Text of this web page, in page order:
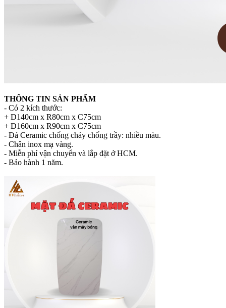
THÔNG TIN SẢN PHẨM
- Có 2 kích thước:
+ D140cm x R80cm x C75cm
+ D160cm x R90cm x C75cm
- Đá Ceramic chống cháy chống trầy: nhiều màu.
- Chân inox mạ vàng.
- Miễn phí vận chuyển và lắp đặt ở HCM.
- Bảo hành 1 năm.